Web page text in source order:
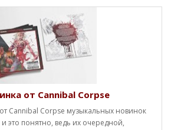
от Cannibal Corpse
Cannibal Corpse музыкальных новинок
это понятно, ведь их очередной,